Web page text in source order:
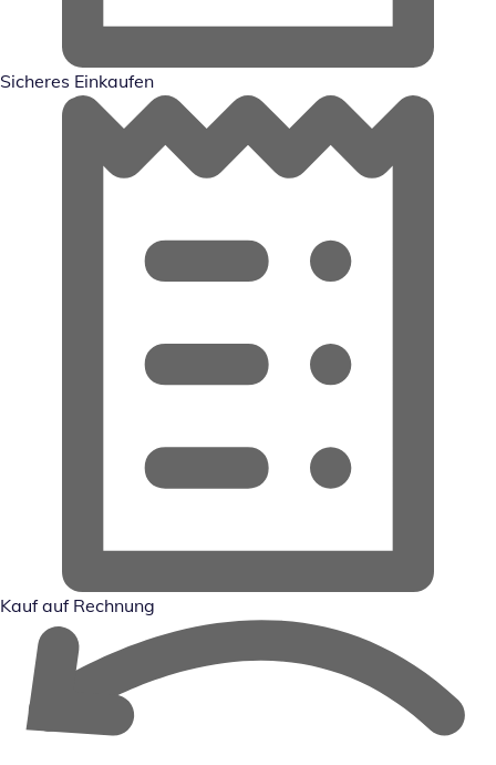
Sicheres Einkaufen
Kauf auf Rechnung